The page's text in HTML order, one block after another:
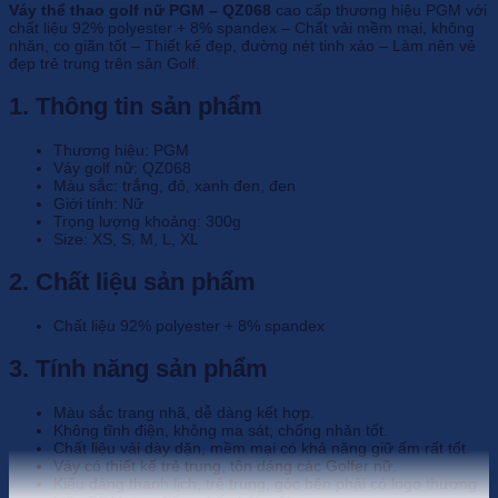
Váy thể thao golf nữ PGM – QZ068 cao cấp thương hiệu PGM với
chất liệu 92% polyester + 8% spandex – Chất vải mềm mại, không
nhăn, co giãn tốt – Thiết kế đẹp, đường nét tinh xảo – Làm nên vẻ
đẹp trẻ trung trên sân Golf.
1. Thông tin sản phẩm
Thương hiệu: PGM
Váy golf nữ: QZ068
Màu sắc: trắng, đỏ, xanh đen, đen
Giới tính: Nữ
Trọng lượng khoảng: 300g
Size: XS, S, M, L, XL
2. Chất liệu sản phẩm
Chất liệu 92% polyester + 8% spandex
3. Tính năng sản phẩm
Màu sắc trang nhã, dễ dàng kết hợp.
Không tĩnh điện, không ma sát, chống nhăn tốt.
Chất liệu vải dày dặn, mềm mại có khả năng giữ ấm rất tốt.
Váy có thiết kế trẻ trung, tôn dáng các Golfer nữ.
Kiểu dáng thanh lịch, trẻ trung, góc bên phải có logo thương